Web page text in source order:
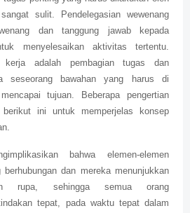
sulit. Pendelegasian wewenang
dan tanggung jawab kepada
menyelesaikan aktivitas tertentu.
kerja adalah pembagian tugas dan
seseorang bawahan yang harus di
tujuan. Beberapa pengertian
ini untuk memperjelas konsep
bahwa elemen-elemen
dan mereka menunjukkan
rupa, sehingga semua orang
tepat, pada waktu tepat dalam